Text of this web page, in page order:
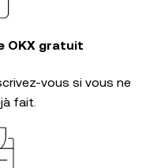
OKX gratuit
vous si vous ne
fait.